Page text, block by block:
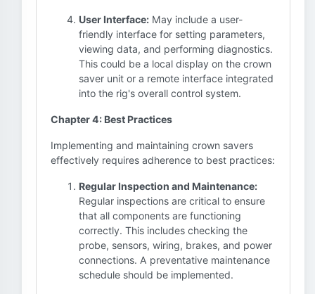
User Interface: May include a user-
friendly interface for setting parameters,
viewing data, and performing diagnostics.
This could be a local display on the crown
saver unit or a remote interface integrated
into the rig's overall control system.
Chapter 4: Best Practices
Implementing and maintaining crown savers
effectively requires adherence to best practices:
Regular Inspection and Maintenance:
Regular inspections are critical to ensure
that all components are functioning
correctly. This includes checking the
probe, sensors, wiring, brakes, and power
connections. A preventative maintenance
schedule should be implemented.